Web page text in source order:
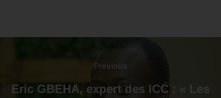
Previous
Eric GBEHA, expert des ICC : « Les